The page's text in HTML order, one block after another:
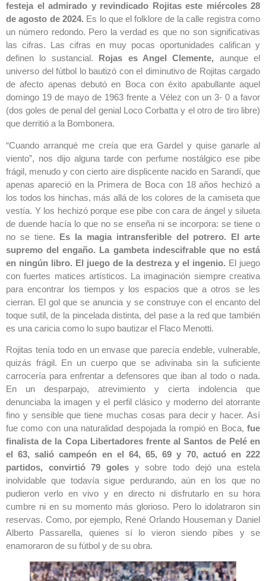
festeja el admirado y revindicado Rojitas este miércoles 28
de agosto de 2024. Es lo que el folklore de la calle registra como
un número redondo. Pero la verdad es que no son significativas
las cifras. Las cifras en muy pocas oportunidades califican y
definen lo sustancial. Rojas es Angel Clemente, aunque el
universo del fútbol lo bautizó con el diminutivo de Rojitas cargado
de afecto apenas debutó en Boca con éxito apabullante aquel
domingo 19 de mayo de 1963 frente a Vélez con un 3- 0 a favor
(dos goles de penal del genial Loco Corbatta y el otro de tiro libre)
que derritió a la Bombonera.
“Cuando arranqué me creía que era Gardel y quise ganarle al
viento”, nos dijo alguna tarde con perfume nostálgico ese pibe
frágil, menudo y con cierto aire displicente nacido en Sarandí, que
apenas apareció en la Primera de Boca con 18 años hechizó a
los todos los hinchas, más allá de los colores de la camiseta que
vestía. Y los hechizó porque ese pibe con cara de ángel y silueta
de duende hacía lo que no se enseña ni se incorpora: se tiene o
no se tiene. Es la magia intransferible del potrero. El arte
supremo del engaño. La gambeta indescifrable que no está
en ningún libro. El juego de la destreza y el ingenio. El juego
con fuertes matices artísticos. La imaginación siempre creativa
para encontrar los tiempos y los espacios que a otros se les
cierran. El gol que se anuncia y se construye con el encanto del
toque sutil, de la pincelada distinta, del pase a la red que también
es una caricia como lo supo bautizar el Flaco Menotti.
Rojitas tenía todo en un envase que parecía endeble, vulnerable,
quizás frágil. En un cuerpo que se adivinaba sin la suficiente
carrocería para enfrentar a defensores que iban al todo o nada.
En un desparpajo, atrevimiento y cierta indolencia que
denunciaba la imagen y el perfil clásico y moderno del atorrante
fino y sensible que tiene muchas cosas para decir y hacer. Así
fue como con una naturalidad despojada la rompió en Boca, fue
finalista de la Copa Libertadores frente al Santos de Pelé en
el 63, salió campeón en el 64, 65, 69 y 70, actuó en 222
partidos, convirtió 79 goles y sobre todo dejó una estela
inolvidable que todavía sigue perdurando, aún en los que no
pudieron verlo en vivo y en directo ni disfrutarlo en su hora
cumbre ni en su momento más glorioso. Pero lo idolatraron sin
reservas. Como, por ejemplo, René Orlando Houseman y Daniel
Alberto Passarella, quienes sí lo vieron siendo pibes y se
enamoraron de su fútbol y de su obra.